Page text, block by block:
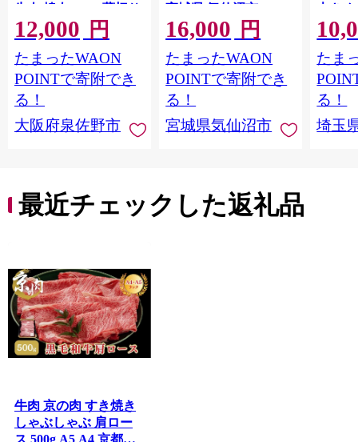
牛肉 焼肉 BBQ 薄切り
ぎゅうたん スライス
訳あり サイズ不揃
い】 G4721
12,000 円
たまったWAON
POINTで寄附でき
る！
大阪府泉佐野市
宮城県 気仙沼市
20564660] 肉 牛肉 精肉
牛たん 牛タン塩 牛た
ん塩 冷凍 焼肉 BBQ ア
ウトドア バーベキュ
ー 厚切り タン
16,000 円
たまったWAON
POINTで寄附でき
る！
宮城県気仙沼市
大き
保存
淡路島
ポーク
き肉
ず 惣
まみ
んのお
たま
る！
埼玉
最近チェックした返礼品
牛肉 京の肉 すき焼き
しゃぶしゃぶ 肩ロー
ス 500g A5 A4 京都産